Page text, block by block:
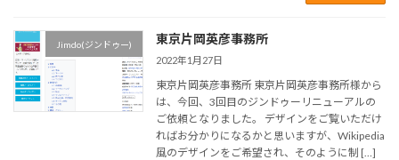
Jimdo(ジンドゥー) 東京片岡英彦事務所
2022年1月27日
東京片岡英彦事務所 東京片岡英彦事務所様から
は、今回、3回目のジンドゥーリニューアルの
ご依頼となりました。 デザインをご覧いただけ
ればお分かりになるかと思いますが、Wikipedia
風のデザインをご希望され、そのように制 […]